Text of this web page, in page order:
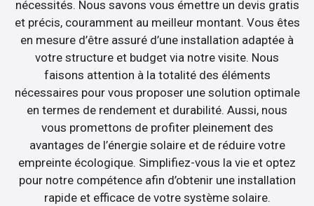
nécessités. Nous savons vous émettre un devis gratis
et précis, couramment au meilleur montant. Vous êtes
en mesure d’être assuré d’une installation adaptée à
votre structure et budget via notre visite. Nous
faisons attention à la totalité des éléments
nécessaires pour vous proposer une solution optimale
en termes de rendement et durabilité. Aussi, nous
vous promettons de profiter pleinement des
avantages de l’énergie solaire et de réduire votre
empreinte écologique. Simplifiez-vous la vie et optez
pour notre compétence afin d’obtenir une installation
rapide et efficace de votre système solaire.